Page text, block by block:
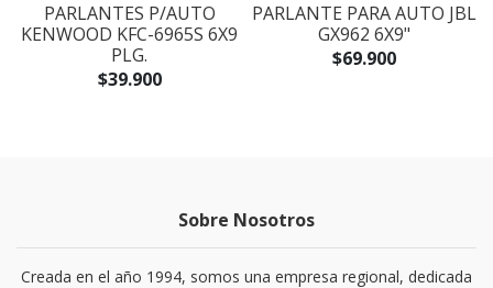
PARLANTES P/AUTO
KENWOOD KFC-6965S 6X9
PLG.
$39.900
PARLANTE PARA AUTO JBL
GX962 6X9"
$69.900
Sobre Nosotros
Creada en el año 1994, somos una empresa regional, dedicada